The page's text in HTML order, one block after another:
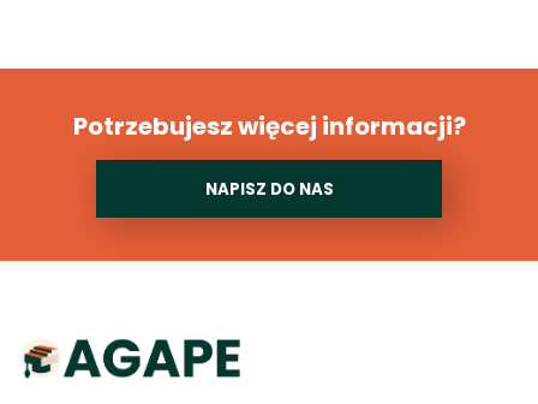
Potrzebujesz więcej informacji?
NAPISZ DO NAS